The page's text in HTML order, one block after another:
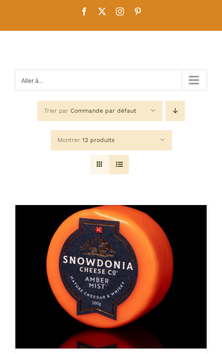
Facebook Instagram
Aller à...
Trier par Commande par défaut
Montrer 12 produits